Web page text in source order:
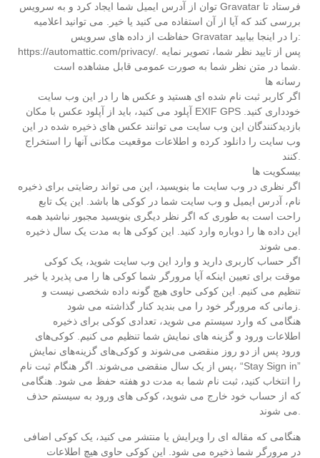
توان از آدرس ایمیل شما ایجاد کرد و به سرویس Gravatar فرستاد تا
بررسی کند که آیا از آن استفاده می کنید یا خیر. می توانید اعلامیه
حفاظت از داده های سرویس Gravatar را در اینجا بیابید:
https://automattic.com/privacy/. پس از تایید نظر شما، تصویر نمایه
شما در متن نظر شما به صورت عمومی قابل مشاهده است.
رسانه ها
اگر کاربر ثبت نام شده ای هستید و عکس ها را در این وب سایت
آپلود می کنید، باید از آپلود عکس با مکان EXIF ​​GPS خودداری کنید.
بازدیدکنندگان این وب سایت می توانند عکس های ذخیره شده در این
وب سایت را دانلود کرده و اطلاعات موقعیت مکانی آنها را استخراج
کنند.
بیسکویت ها
اگر نظری در وب سایت ما بنویسید، این می تواند رضایتی برای ذخیره
نام، آدرس ایمیل و وب سایت شما در کوکی ها باشد. این یک تابع
راحت است به طوری که اگر نظر دیگری بنویسید مجبور نباشید همه
این داده ها را دوباره وارد کنید. این کوکی ها به مدت یک سال ذخیره
می شوند.
اگر حساب کاربری دارید و وارد این وب سایت شوید، یک کوکی
موقت برای تعیین اینکه آیا مرورگر شما کوکی ها را می پذیرد یا خیر
تنظیم می کنیم. این کوکی حاوی هیچ گونه داده شخصی نیست و
زمانی که مرورگر خود را می بندید کنار گذاشته می شود.
هنگامی که وارد سیستم می شوید، تعدادی کوکی برای ذخیره
اطلاعات ورود و گزینه های نمایش شما تنظیم می کنیم. کوکی‌های
ورود پس از دو روز منقضی می‌شوند و کوکی‌های گزینه‌های نمایش
پس از یک سال منقضی می‌شوند. اگر هنگام ثبت نام، “Stay Sign in”
را انتخاب کنید، ثبت نام شما به مدت دو هفته حفظ می شود. هنگامی
که از حساب خود خارج می شوید، کوکی های ورود به سیستم حذف
می شوند.
هنگامی که مقاله ای را ویرایش یا منتشر می کنید، یک کوکی اضافی
در مرورگر شما ذخیره می شود. این کوکی حاوی هیچ اطلاعات